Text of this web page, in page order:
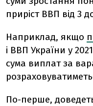
приріст ВВП від 3
Наприклад, якщо
і ВВП України у
сума виплат за
По-перше,